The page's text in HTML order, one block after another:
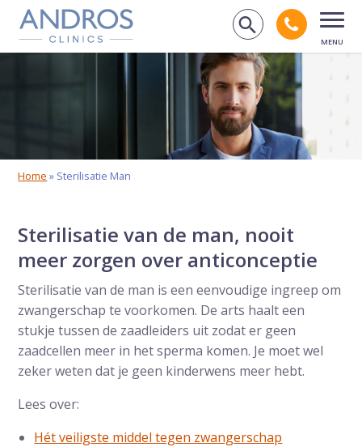
Navigatie overslaan
Zoek op
Bel
Home » Sterilisatie Man
Sterilisatie van de man, nooit
meer zorgen over anticonceptie
Sterilisatie van de man is een eenvoudige ingreep om
zwangerschap te voorkomen. De arts haalt een
stukje tussen de zaadleiders uit zodat er geen
zaadcellen meer in het sperma komen. Je moet wel
zeker weten dat je geen kinderwens meer hebt.
Lees over:
Hét veiligste middel tegen zwangerschap